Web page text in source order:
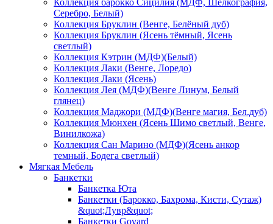
Коллекция барокко Сицилия (МДФ, Шелкография,
Серебро, Белый)
Коллекция Бруклин (Венге, Белёный дуб)
Коллекция Бруклин (Ясень тёмный, Ясень
светлый)
Коллекция Кэтрин (МДФ)(Белый)
Коллекция Лаки (Венге, Лоредо)
Коллекция Лаки (Ясень)
Коллекция Лея (МДФ)(Венге Линум, Белый
глянец)
Коллекция Маджори (МДФ)(Венге магия, Бел.дуб)
Коллекция Мюнхен (Ясень Шимо светлый, Венге,
Винилкожа)
Коллекция Сан Марино (МДФ)(Ясень анкор
темный, Бодега светлый)
Мягкая Мебель
Банкетки
Банкетка Юта
Банкетки (Барокко, Бахрома, Кисти, Сутаж)
&quot;Лувр&quot;
Банкетки Govard